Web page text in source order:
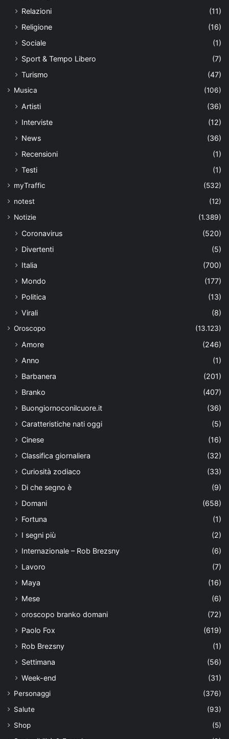
Relazioni
(11)
Religione
(16)
Sociale
(1)
Sport & Tempo Libero
(7)
Turismo
(47)
Musica (106)
Artisti
(36)
Interviste
(12)
News
(36)
Recensioni
(1)
Testi
(1)
myTraffic
(532)
notest
(12)
Notizie
(1.389)
Coronavirus
(520)
Divertenti
(5)
Italia
(700)
Mondo
(177)
Politica
(13)
Virali
(8)
Oroscopo (13.123)
Amore
(246)
Anno
(1)
Barbanera
(201)
Branko
(407)
Buongiornoconilcuore.it
(36)
Caratteristiche nati oggi
(5)
Cinese
(16)
Classifica giornaliera
(32)
Curiosità zodiaco
(33)
Di che segno è
(9)
Domani
(658)
Fortuna
(1)
I segni più
(2)
Internazionale – Rob Brezsny
(6)
Lavoro
(7)
Maya
(16)
Mese
(6)
oroscopo branko domani
(72)
Paolo Fox
(619)
Rob Brezsny
(1)
Settimana
(56)
Week-end
(31)
Personaggi
(376)
Salute
(93)
Shop
(5)